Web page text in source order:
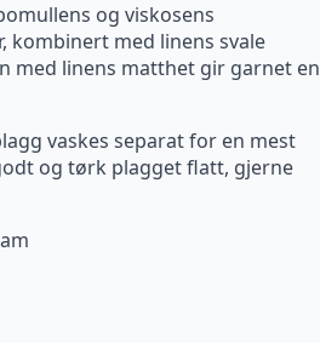
og viskosens
kombinert med linens svale
med linens matthet gir garnet en
vaskes separat for en mest
og tørk plagget flatt, gjerne